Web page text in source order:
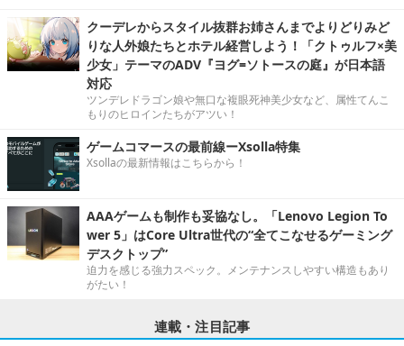
クーデレからスタイル抜群お姉さんまでよりどりみど
りな人外娘たちとホテル経営しよう！「クトゥルフ×美
少女」テーマのADV『ヨグ=ソトースの庭』が日本語
対応
ツンデレドラゴン娘や無口な複眼死神美少女など、属性てんこ
もりのヒロインたちがアツい！
ゲームコマースの最前線ーXsolla特集
Xsollaの最新情報はこちらから！
AAAゲームも制作も妥協なし。「Lenovo Legion To
wer 5」はCore Ultra世代の“全てこなせるゲーミング
デスクトップ”
迫力を感じる強力スペック。メンテナンスしやすい構造もあり
がたい！
連載・注目記事